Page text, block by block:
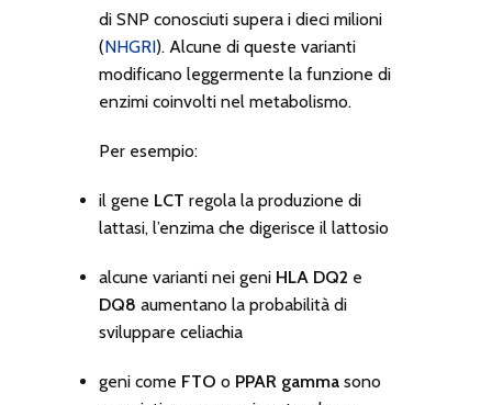
di SNP conosciuti supera i dieci milioni
(NHGRI). Alcune di queste varianti
modificano leggermente la funzione di
enzimi coinvolti nel metabolismo.
Per esempio:
il gene LCT regola la produzione di
lattasi, l’enzima che digerisce il lattosio
alcune varianti nei geni HLA DQ2 e
DQ8 aumentano la probabilità di
sviluppare celiachia
geni come FTO o PPAR gammasono